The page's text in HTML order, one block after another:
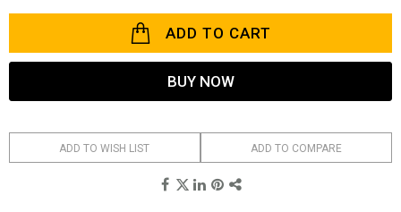
ADD TO CART
BUY NOW
ADD TO WISH LIST ADD TO COMPARE